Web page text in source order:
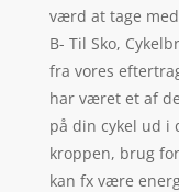
værd at tage
B- Til Sko,
fra vores
har været et af
på din cykel ud i
kroppen, brug
kan fx være